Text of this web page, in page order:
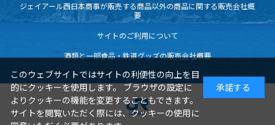
ジェイアール西日本商事が販売する商品以外の商品に関する販売会社概
要
サイトのご利用について
酒類と一部食品・鉄道グッズの販売会社概要
このウェブサイトではサイトの利便性の向上を目
的にクッキーを使用します。 ブラウザの設定に
よりクッキーの機能を変更することもできます。
サイトを閲覧いただく際には、クッキーの使用に
承諾する